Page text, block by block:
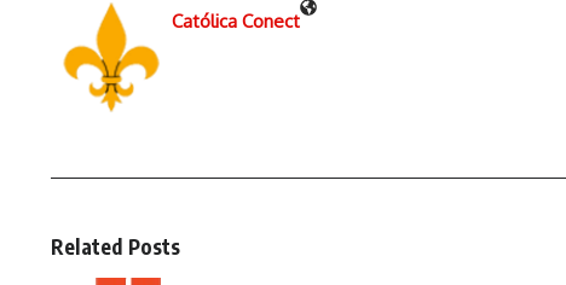
Católica Conect
Related Posts